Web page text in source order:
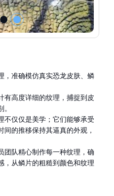
，准确模仿真实恐龙皮肤、鳞
有高度详细的纹理，捕捉到皮
不仅仅是美学；它们能够承受
的推移保持其逼真的外观，
团队精心制作每一种纹理，确
，从鳞片的粗糙到颜色和纹理